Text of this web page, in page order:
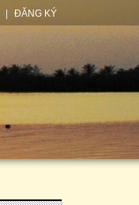
ĐĂNG KÝ